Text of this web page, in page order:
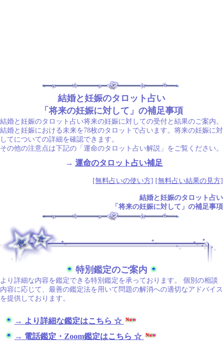
結婚と妊娠のタロット占い
「将来の妊娠に対して」の補足事項
結婚と妊娠のタロット占い将来の妊娠に対しての受付と結果のご案内。
結婚と妊娠における未来を78枚のタロットで占います。将来の妊娠に対
してについての詳細を確認できます。
その他の注意点は下記の「運命のタロット占い解説」をご覧ください。
→ 運命のタロット占い補足
[無料占いの使い方] [無料占い結果の見方]
結婚と妊娠のタロット占い
「将来の妊娠に対して」の補足事項
特別鑑定のご案内
より詳細な内容を鑑定できる特別鑑定を承っております。 個別の相談
内容に応じて、最善の鑑定法を用いて問題の解消への適切なアドバイス
を提供しております。
→ より詳細な鑑定はこちら ☆
→ 電話鑑定・Zoom鑑定はこちら ☆